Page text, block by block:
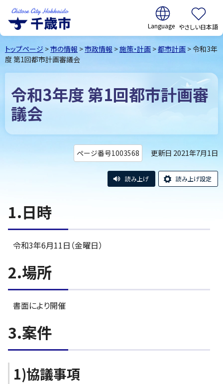
千歳市Chitose
City Hokkaido
翻訳:
やさしい日本語
トップページ >市の情報 >市政情報 >施策・計画 >都市計画 > 令和3年
度 第1回都市計画審議会
令和3年度 第1回都市計画審
議会
ページ番号1003568 更新日 2021年7月1日
読み上げ 読み上げ設定
1.日時
令和3年6月11日（金曜日）
2.場所
書面により開催
3.案件
1)協議事項